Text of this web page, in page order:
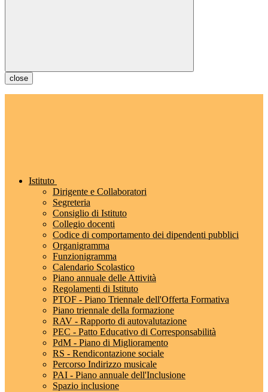
close
Istituto
Dirigente e Collaboratori
Segreteria
Consiglio di Istituto
Collegio docenti
Codice di comportamento dei dipendenti pubblici
Organigramma
Funzionigramma
Calendario Scolastico
Piano annuale delle Attività
Regolamenti di Istituto
PTOF - Piano Triennale dell'Offerta Formativa
Piano triennale della formazione
RAV - Rapporto di autovalutazione
PEC - Patto Educativo di Corresponsabilità
PdM - Piano di Miglioramento
RS - Rendicontazione sociale
Percorso Indirizzo musicale
PAI - Piano annuale dell'Inclusione
Spazio inclusione